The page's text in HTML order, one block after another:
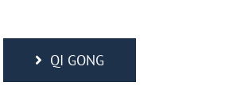
QI GONG